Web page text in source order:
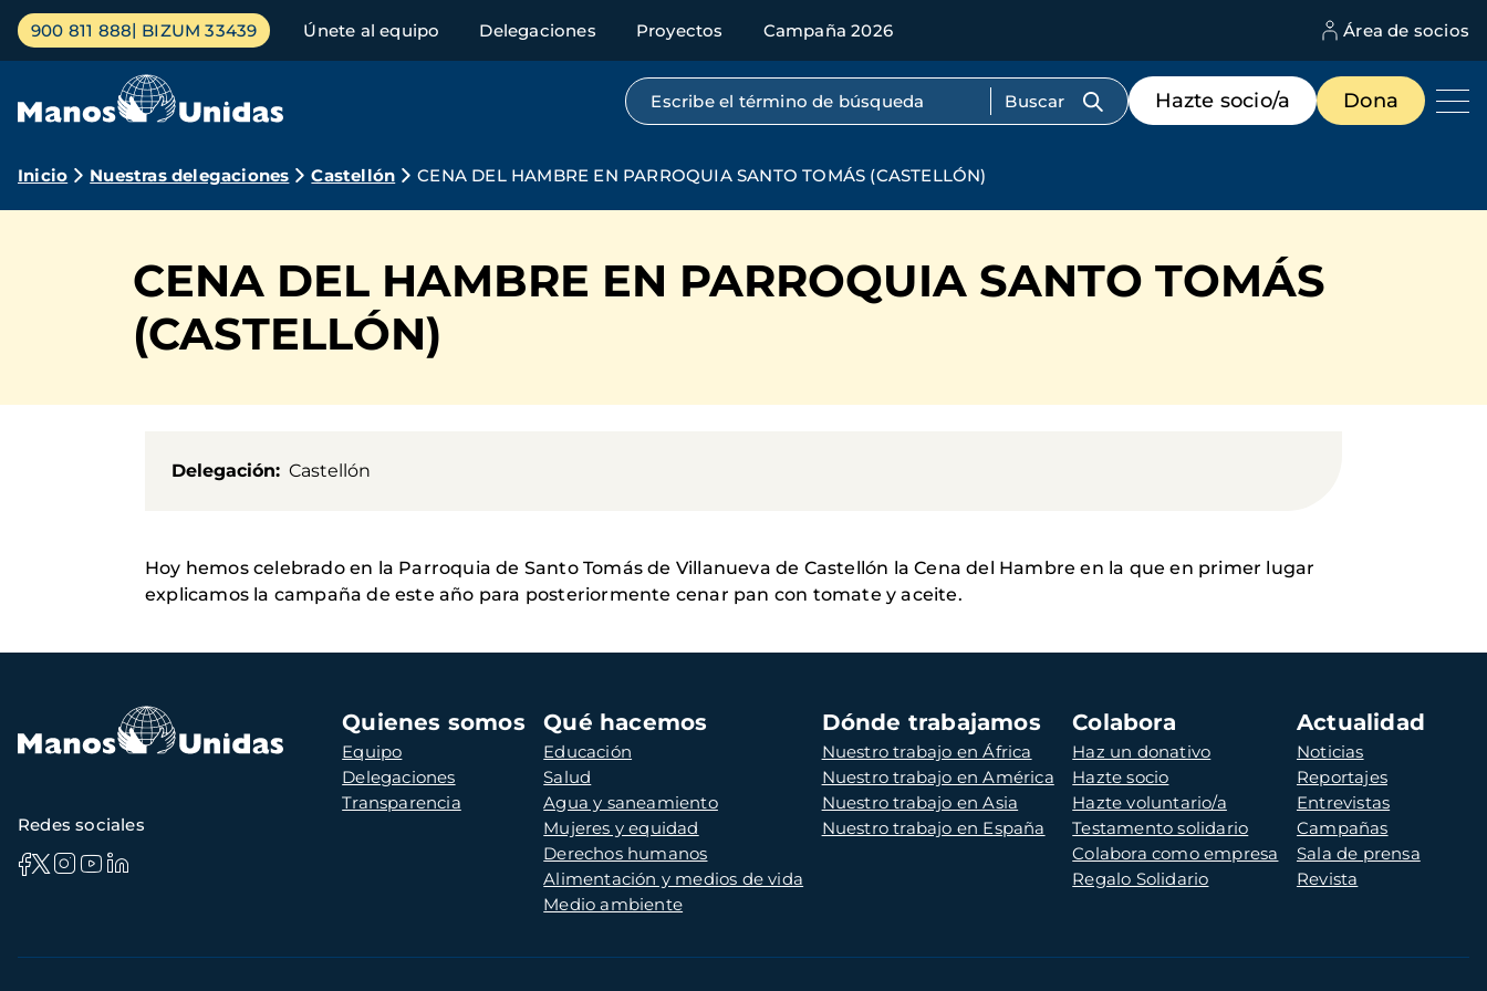
Pasar
contenido
Menú
principal
900 811 888 BIZUM 33439 Únete al equipo Delegaciones Proyectos Campaña 2026 Área de socios
Búsqueda por texto completo
Menú
de
destacados
Hazte socio/a Dona
Ruta
navegación
Inicio Nuestras delegaciones Castellón CENA DEL HAMBRE EN PARROQUIA SANTO TOMÁS (CASTELLÓN)
CENA DEL HAMBRE EN PARROQUIA SANTO TOMÁS
(CASTELLÓN)
Delegación Castellón
Hoy hemos celebrado en la Parroquia de Santo Tomás de Villanueva de Castellón la Cena del Hambre en la que en primer lugar
explicamos la campaña de este año para posteriormente cenar pan con tomate y aceite.
Navegación
principal
Quienes somos
Equipo
Delegaciones
Transparencia
Qué hacemos
Educación
Salud
Agua y saneamiento
Mujeres y equidad
Derechos humanos
Alimentación y medios de vida
Medio ambiente
Dónde trabajamos
Nuestro trabajo en África
Nuestro trabajo en América
Nuestro trabajo en Asia
Nuestro trabajo en España
Colabora
Haz un donativo
Hazte socio
Hazte voluntario/a
Testamento solidario
Colabora como empresa
Regalo Solidario
Actualidad
Noticias
Reportajes
Entrevistas
Campañas
Sala de prensa
Revista
Redes sociales